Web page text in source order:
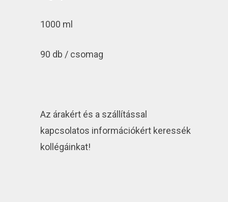
1000 ml
90 db / csomag
Az árakért és a szállítással
kapcsolatos információkért keressék
kollégáinkat!